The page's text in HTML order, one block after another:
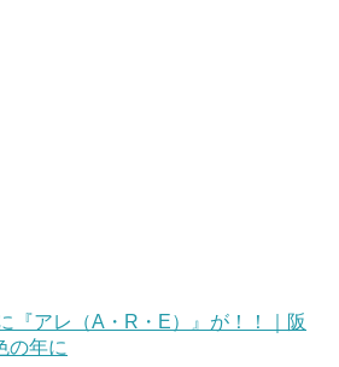
『アレ（A・R・E）』が！！｜阪
の年に